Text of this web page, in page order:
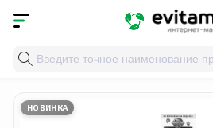
Главная »
НОВИНКА